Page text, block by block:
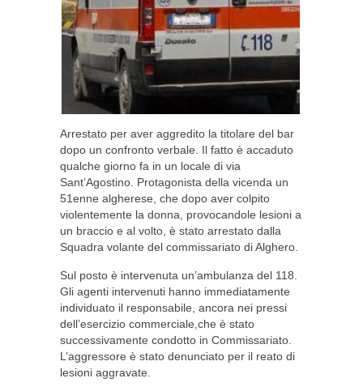
Arrestato per aver aggredito la titolare del bar
dopo un confronto verbale. Il fatto è accaduto
qualche giorno fa in un locale di via
Sant’Agostino. Protagonista della vicenda un
51enne algherese, che dopo aver colpito
violentemente la donna, provocandole lesioni a
un braccio e al volto, è stato arrestato dalla
Squadra volante del commissariato di Alghero.
Sul posto è intervenuta un’ambulanza del 118.
Gli agenti intervenuti hanno immediatamente
individuato il responsabile, ancora nei pressi
dell’esercizio commerciale,che è stato
successivamente condotto in Commissariato.
L’aggressore è stato denunciato per il reato di
lesioni aggravate.